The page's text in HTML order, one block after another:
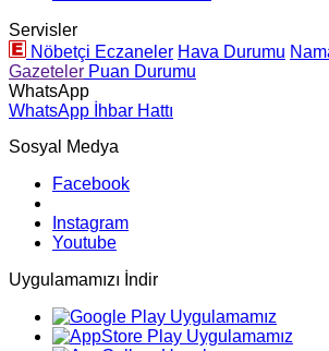
Servisler
Nöbetçi Eczaneler Hava Durumu
Gazeteler Puan Durumu
WhatsApp
WhatsApp İhbar Hattı
Sosyal Medya
Facebook
Instagram
Youtube
Uygulamamızı İndir